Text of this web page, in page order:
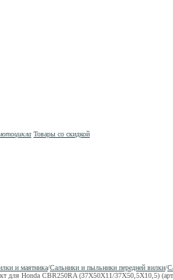
Товары со скидкой
и маятника/Сальники и пыльники передней вилки/
для Honda CBR250RA (37Х50Х11/37Х50,5Х10,5)